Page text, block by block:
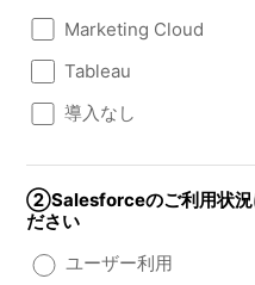
Marketing Cloud
Tableau
導入なし
②Salesforceのご利用状況
ださい
ユーザー利用